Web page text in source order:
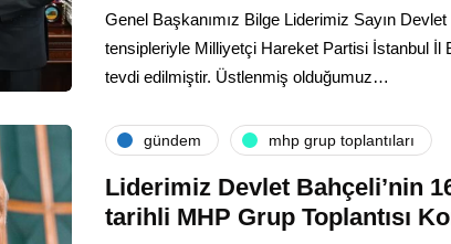
Genel Başkanımız Bilge Liderimiz Sayın
tensipleriyle Milliyetçi Hareket Partisi İstanbul İl
tevdi edilmiştir. Üstlenmiş olduğumuz…
gündem mhp grup toplantıları
Liderimiz Devlet Bahçeli’nin
tarihli MHP Grup Toplantısı